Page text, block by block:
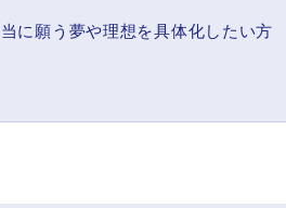
に願う夢や理想を具体化したい方